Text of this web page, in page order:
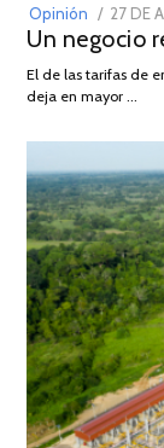
Opinión
ON
27 DE
Un negocio
El de las tarifas de
deja en mayor …